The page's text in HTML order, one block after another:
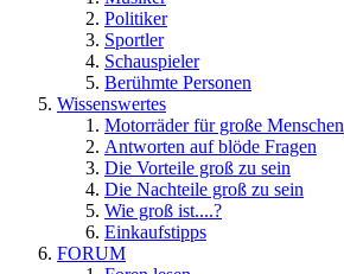
Politiker
Sportler
Schauspieler
Berühmte Personen
Wissenswertes
Motorräder für große Menschen
Antworten auf blöde Fragen
Die Vorteile groß zu sein
Die Nachteile groß zu sein
Wie groß ist....?
Einkaufstipps
FORUM